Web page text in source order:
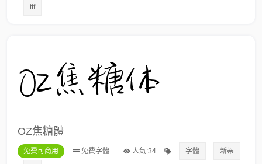
ttf
OZ焦糖體
免費可商用 免費字體 人氣:34 字體 新蒂